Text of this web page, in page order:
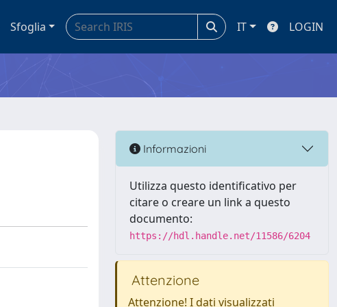
Sfoglia IT LOGIN
Informazioni
Utilizza questo identificativo per
citare o creare un link a questo
documento:
https://hdl.handle.net/11586/6204
Attenzione
Attenzione! I dati visualizzati